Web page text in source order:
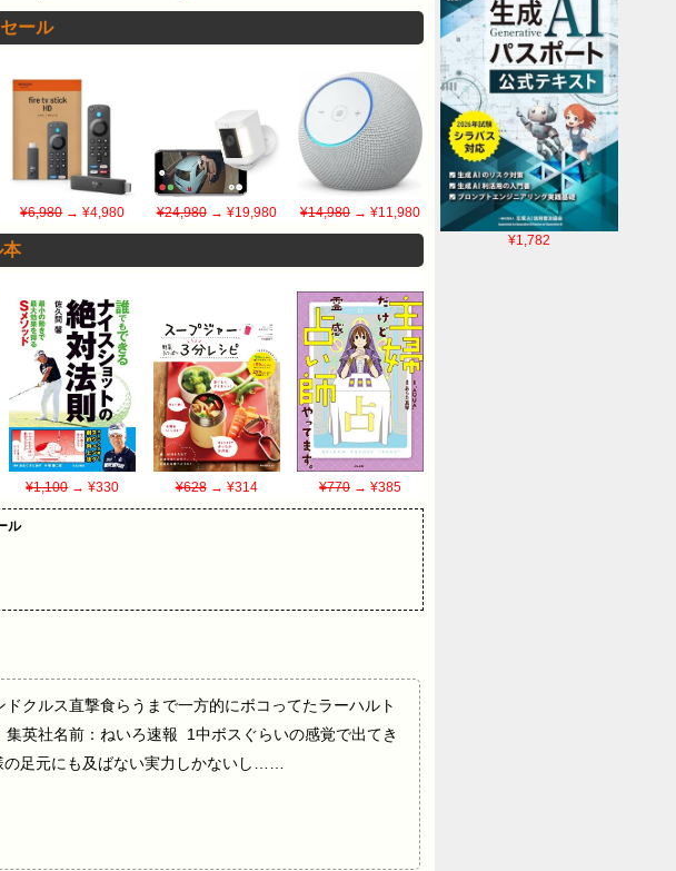
¥1,782
ール
¥6,980→ ¥4,980 ¥24,980→ ¥19,980 ¥14,980→ ¥11,980
¥1,100→ ¥330 ¥628→ ¥314 ¥770→ ¥385
ル
クルス直撃食らうまで一方的にボコってたラーハルト
英社名前：ねいろ速報 1中ボスぐらいの感覚で出てき
足元にも及ばない実力しかないし……